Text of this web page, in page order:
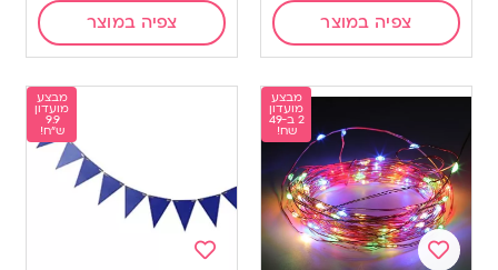
צפיה במוצר צפיה במוצר
מבצע
מועדון
2 ב-49
שח!
מבצע
מועדון
9.9
ש"ח!